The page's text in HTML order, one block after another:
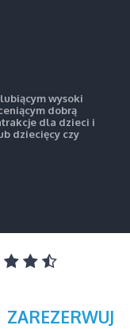
wysoki
dobrą
dla dzieci i
dziecięcy czy
ZAREZERWUJ